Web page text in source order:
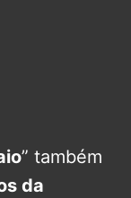
” também
da